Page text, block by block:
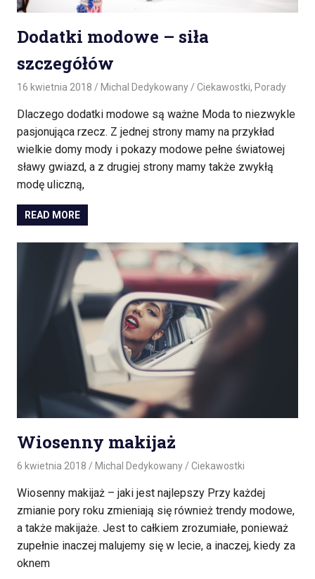
Dodatki modowe – siła
szczegółów
16 kwietnia 2018 Michal Dedykowany Ciekawostki, Porady
Dlaczego dodatki modowe są ważne Moda to niezwykle
pasjonująca rzecz. Z jednej strony mamy na przykład
wielkie domy mody i pokazy modowe pełne światowej
sławy gwiazd, a z drugiej strony mamy także zwykłą
modę uliczną,
READ MORE
Wiosenny makijaż
6 kwietnia 2018 Michal Dedykowany Ciekawostki
Wiosenny makijaż – jaki jest najlepszy Przy każdej
zmianie pory roku zmieniają się również trendy modowe,
a także makijaże. Jest to całkiem zrozumiałe, ponieważ
zupełnie inaczej malujemy się w lecie, a inaczej, kiedy za
oknem